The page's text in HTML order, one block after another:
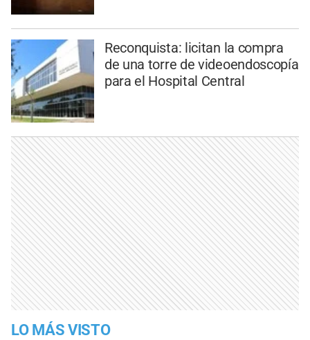
Reconquista: licitan la compra
de una torre de videoendoscopía
para el Hospital Central
LO MÁS VISTO